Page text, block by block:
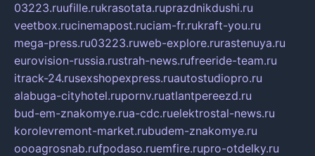
03223.ruufille.rukrasotata.ruprazdnikdushi.ru
veetbox.rucinemapost.ruciam-fr.rukraft-you.ru
mega-press.ru03223.ruweb-explore.rurastenuya.ru
eurovision-russia.rustrah-news.rufreeride-team.ru
itrack-24.rusexshopexpress.ruautostudiopro.ru
alabuga-cityhotel.rupornv.ruatlantpereezd.ru
bud-em-znakomye.rua-cdc.ruelektrostal-news.ru
korolevremont-market.rubudem-znakomye.ru
oooagrosnab.rufpodaso.ruemfire.rupro-otdelky.ru